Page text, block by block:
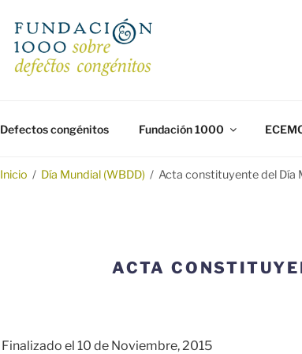
Defectos congénitos Fundación 1000
Inicio / Día Mundial (WBDD) / Acta constituyente del Día
ACTA
Finalizado el 10 de Noviembre, 2015